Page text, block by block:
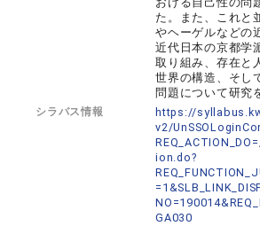
た。また、これと
やヘーゲルなどの
近代日本の京都学
取り組み、存在と
世界の構造、そし
問題について研究
シラバス情報
https://
v2/
ion.do?
GA030